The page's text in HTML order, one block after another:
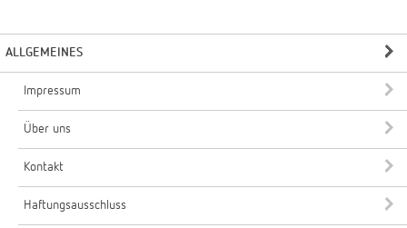
ALLGEMEINES
Impressum
Über uns
Kontakt
Haftungsausschluss